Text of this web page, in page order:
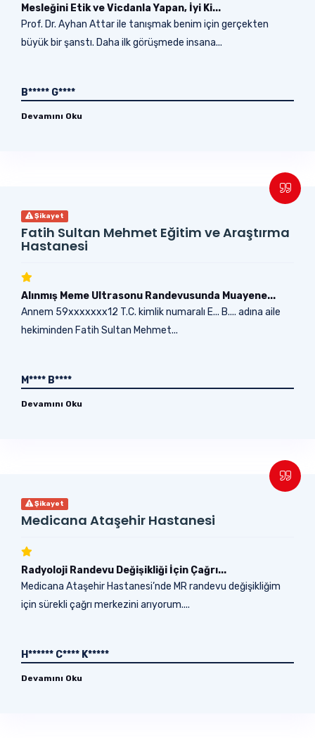
Mesleğini Etik ve Vicdanla Yapan, İyi Ki...
Prof. Dr. Ayhan Attar ile tanışmak benim için gerçekten
büyük bir şanstı. Daha ilk görüşmede insana...
B***** G****
Devamını Oku
Şikayet
Fatih Sultan Mehmet Eğitim ve Araştırma
Hastanesi
Alınmış Meme Ultrasonu Randevusunda Muayene...
Annem 59xxxxxxx12 T.C. kimlik numaralı E... B.... adına aile
hekiminden Fatih Sultan Mehmet...
M**** B****
Devamını Oku
Şikayet
Medicana Ataşehir Hastanesi
Radyoloji Randevu Değişikliği İçin Çağrı...
Medicana Ataşehir Hastanesi’nde MR randevu değişikliğim
için sürekli çağrı merkezini arıyorum....
H****** C**** K*****
Devamını Oku